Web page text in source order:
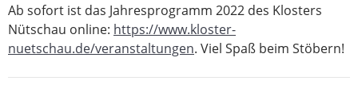
Ab sofort ist das Jahresprogramm 2022 des Klosters
Nütschau online: https://www.kloster-
nuetschau.de/veranstaltungen. Viel Spaß beim Stöbern!